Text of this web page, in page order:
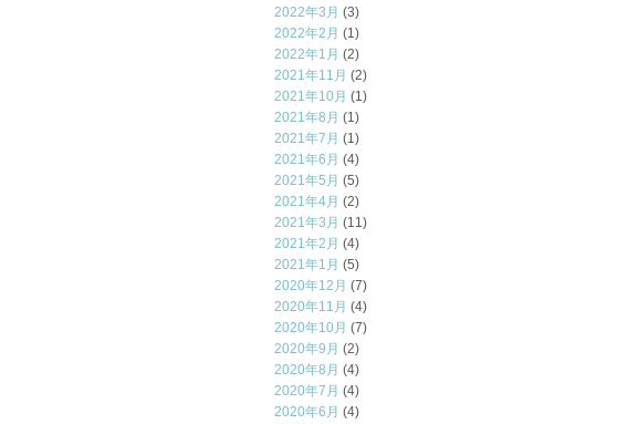
2022年3月 (3)
2022年2月 (1)
2022年1月 (2)
2021年11月 (2)
2021年10月 (1)
2021年8月 (1)
2021年7月 (1)
2021年6月 (4)
2021年5月 (5)
2021年4月 (2)
2021年3月 (11)
2021年2月 (4)
2021年1月 (5)
2020年12月 (7)
2020年11月 (4)
2020年10月 (7)
2020年9月 (2)
2020年8月 (4)
2020年7月 (4)
2020年6月 (4)